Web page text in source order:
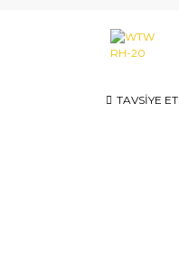
TAVSİYE ET